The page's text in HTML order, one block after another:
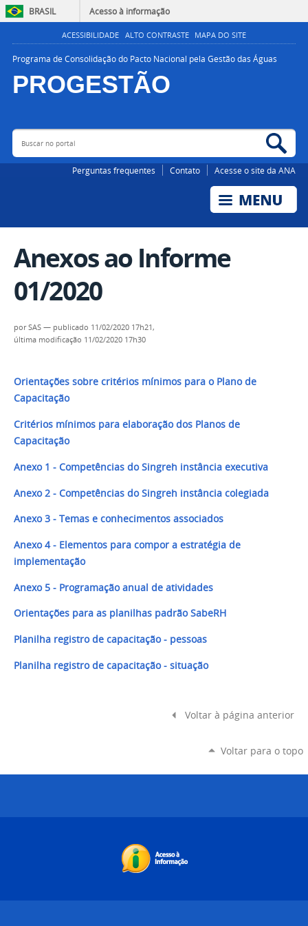
BRASIL Acesso à informação
ACESSIBILIDADE ALTO CONTRASTE MAPA DO SITE
Programa de Consolidação do Pacto Nacional pela Gestão das Águas
PROGESTÃO
AGÊNCIA NACIONAL DE ÁGUAS E SANEAMENTO BÁSICO
Buscar no portal
Perguntas frequentes Contato Acesse o site da ANA
Anexos ao Informe
01/2020
porSAS — publicado 11/02/2020 17h21,
última modificação 11/02/2020 17h30
Orientações sobre critérios mínimos para o Plano de
Capacitação
Critérios mínimos para elaboração dos Planos de
Capacitação
Anexo 1 - Competências do Singreh instância executiva
Anexo 2 - Competências do Singreh instância colegiada
Anexo 3 - Temas e conhecimentos associados
Anexo 4 - Elementos para compor a estratégia de
implementação
Anexo 5 - Programação anual de atividades
Orientações para as planilhas padrão SabeRH
Planilha registro de capacitação - pessoas
Planilha registro de capacitação - situação
Voltar à página anterior
Voltar para o topo